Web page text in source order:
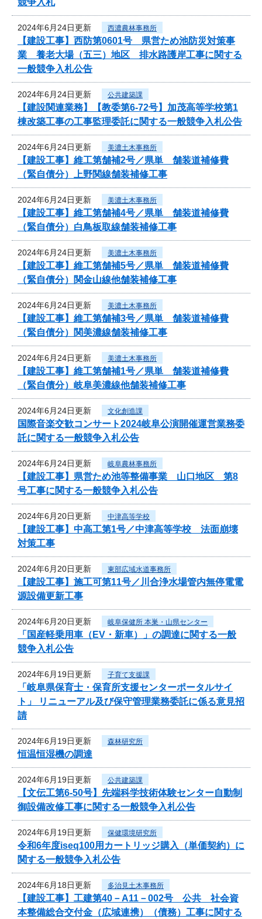
2024年6月24日更新 西濃農林事務所
【建設工事】西防第0601号 県営ため池防災対策事
業 養老大場（五三）地区 排水路護岸工事に関する
一般競争入札公告
2024年6月24日更新 公共建築課
【建設関連業務】【教委第6-72号】加茂高等学校第1
棟改築工事の工事監理委託に関する一般競争入札公告
2024年6月24日更新 美濃土木事務所
【建設工事】維工第舗補2号／県単 舗装道補修費
（緊自債分）上野関線舗装補修工事
2024年6月24日更新 美濃土木事務所
【建設工事】維工第舗補4号／県単 舗装道補修費
（緊自債分）白鳥板取線舗装補修工事
2024年6月24日更新 美濃土木事務所
【建設工事】維工第舗補5号／県単 舗装道補修費
（緊自債分）関金山線他舗装補修工事
2024年6月24日更新 美濃土木事務所
【建設工事】維工第舗補3号／県単 舗装道補修費
（緊自債分）関美濃線舗装補修工事
2024年6月24日更新 美濃土木事務所
【建設工事】維工第舗補1号／県単 舗装道補修費
（緊自債分）岐阜美濃線他舗装補修工事
2024年6月24日更新 文化創造課
国際音楽交歓コンサート2024岐阜公演開催運営業務委
託に関する一般競争入札公告
2024年6月24日更新 岐阜農林事務所
【建設工事】県営ため池等整備事業 山口地区 第8
号工事に関する一般競争入札公告
2024年6月20日更新 中津高等学校
【建設工事】中高工第1号／中津高等学校 法面崩壊
対策工事
2024年6月20日更新 東部広域水道事務所
【建設工事】施工可第11号／川合浄水場管内無停電電
源設備更新工事
2024年6月20日更新 岐阜保健所 本巣・山県センター
「国産軽乗用車（EV・新車）」の調達に関する一般
競争入札公告
2024年6月19日更新 子育て支援課
「岐阜県保育士・保育所支援センターポータルサイ
ト」 リニューアル及び保守管理業務委託に係る意見招
請
2024年6月19日更新 森林研究所
恒温恒湿機の調達
2024年6月19日更新 公共建築課
【文伝工第6-50号】先端科学技術体験センター自動制
御設備改修工事に関する一般競争入札公告
2024年6月19日更新 保健環境研究所
令和6年度iseq100用カートリッジ購入（単価契約）に
関する一般競争入札公告
2024年6月18日更新 多治見土木事務所
【建設工事】工建第40－A11－002号 公共 社会資
本整備総合交付金（広域連携）（債務）工事に関する